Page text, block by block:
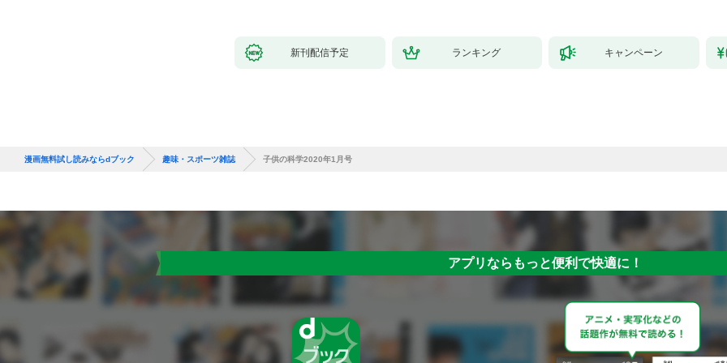
新刊配信予定 ランキング キャンペーン
漫画無料試し読みならdブック 趣味・スポーツ雑誌 子供の科学2020年1月号
アプリならもっと便利で快適に！